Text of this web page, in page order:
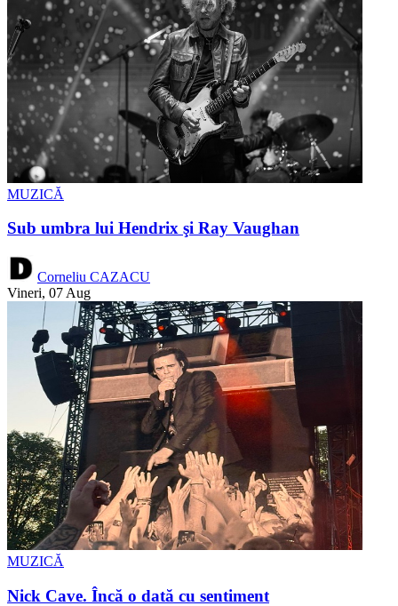
MUZICĂ
Sub umbra lui Hendrix şi Ray Vaughan
Corneliu CAZACU
Vineri, 07 Aug
MUZICĂ
Nick Cave. Încă o dată cu sentiment